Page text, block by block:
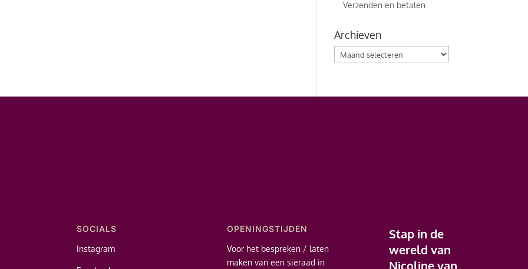
Verzenden en betalen
Archieven
Archieven
SOCIALS
Instagram
OPENINGSTIJDEN
Voor het bespreken / laten
maken van een sieraad in
Stap in de
wereld van
Nicoline van